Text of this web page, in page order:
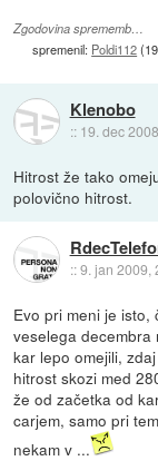
Zgodovina sprememb…
spremenil: Poldi112(
Klenobo
:: 19. dec
Hitrost že tako
polovično hitrost.
::9. jan 2009,
Evo pri meni je
veselega decembra
kar lepo omejili,
hitrost skozi med
že od začetka od
carjem, samo pri
nekam v ...